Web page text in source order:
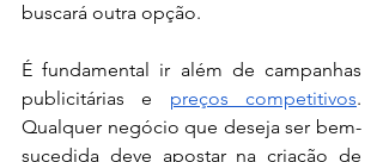
buscará outra opção.
É fundamental ir além de campanhas
publicitárias e preços competitivos.
Qualquer negócio que deseja ser bem-
sucedida deve apostar na criação de